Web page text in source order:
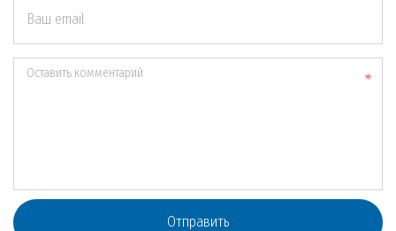
Ваш email
Оставить комментарий
Отправить